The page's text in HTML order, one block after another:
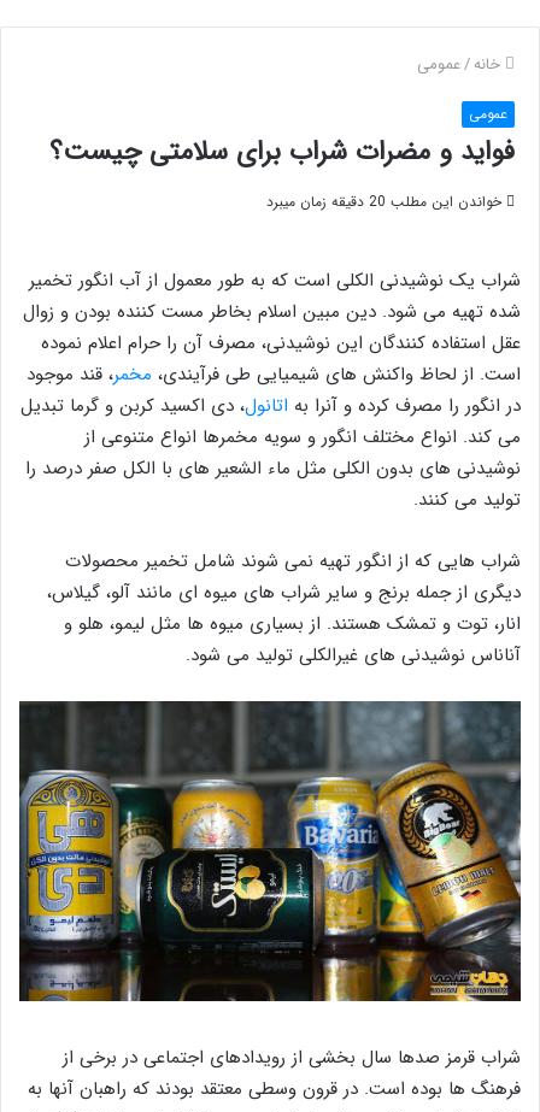
خانه/عمومی
عمومی
فواید و مضرات شراب برای سلامتی چیست؟
خواندن این مطلب 20 دقیقه زمان میبرد
شراب یک نوشیدنی الکلی است که به طور معمول از آب انگور تخمیر
شده تهیه می شود. دین مبین اسلام بخاطر مست کننده بودن و زوال
عقل استفاده کنندگان این نوشیدنی، مصرف آن را حرام اعلام نموده
است. از لحاظ واکنش های شیمیایی طی فرآیندی، مخمر، قند موجود
در انگور را مصرف کرده و آنرا به اتانول، دی اکسید کربن و گرما تبدیل
می کند. انواع مختلف انگور و سویه مخمرها انواع متنوعی از
نوشیدنی های بدون الکلی مثل ماء الشعیر های با الکل صفر درصد را
تولید می کنند.
شراب هایی که از انگور تهیه نمی شوند شامل تخمیر محصولات
دیگری از جمله برنج و سایر شراب های میوه ای مانند آلو، گیلاس،
انار، توت و تمشک هستند. از بسیاری میوه ها مثل لیمو، هلو و
آناناس نوشیدنی های غیرالکلی تولید می شود.
شراب قرمز صدها سال بخشی از رویدادهای اجتماعی در برخی از
فرهنگ ها بوده است. در قرون وسطی معتقد بودند که راهبان آنها به